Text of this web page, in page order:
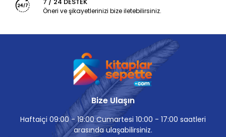
Öneri ve şikayetlerinizi bize iletebilirsiniz.
Bize Ulaşın
Haftaiçi 09:00 - 19:00 Cumartesi 10:00 - 17:00 saatleri
arasında ulaşabilirsiniz.